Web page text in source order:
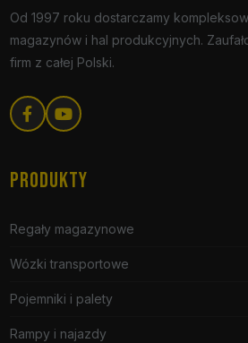
Od 1997 roku dostarczamy
magazynów i hal produkcyjnych.
firm z całej Polski.
PRODUKTY
Regały magazynowe
Wózki transportowe
Pojemniki i palety
Rampy i najazdy